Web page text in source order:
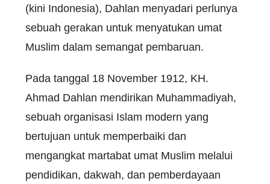
(kini Indonesia), Dahlan menyadari perlunya
sebuah gerakan untuk menyatukan umat
Muslim dalam semangat pembaruan.
Pada tanggal 18 November 1912, KH.
Ahmad Dahlan mendirikan Muhammadiyah,
sebuah organisasi Islam modern yang
bertujuan untuk memperbaiki dan
mengangkat martabat umat Muslim melalui
pendidikan, dakwah, dan pemberdayaan